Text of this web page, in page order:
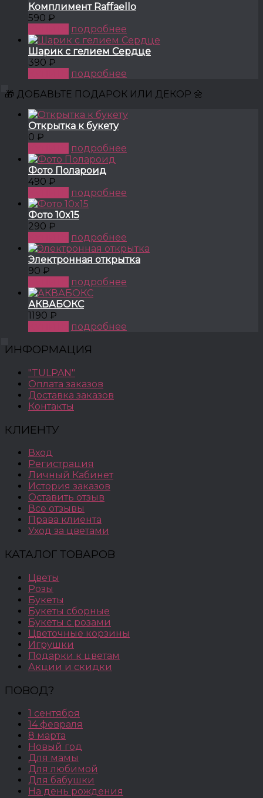
Комплимент Raffaello
590 ₽
подробнее
Шарик с гелием Сердце
390 ₽
подробнее
🎁 ДОБАВЬТЕ ПОДАРОК ИЛИ ДЕКОР 🌼
Открытка к букету
0 ₽
подробнее
Фото Полароид
490 ₽
подробнее
Фото 10x15
290 ₽
подробнее
Электронная открытка
90 ₽
подробнее
АКВАБОКС
1190 ₽
подробнее
ИНФОРМАЦИЯ
"TULPAN"
Оплата заказов
Доставка заказов
Контакты
КЛИЕНТУ
Вход
Регистрация
Личный Кабинет
История заказов
Оставить отзыв
Все отзывы
Права клиента
Уход за цветами
КАТАЛОГ ТОВАРОВ
Цветы
Розы
Букеты
Букеты сборные
Букеты с розами
Цветочные корзины
Игрушки
Подарки к цветам
Акции и скидки
ПОВОД?
1 сентября
14 февраля
8 марта
Новый год
Для мамы
Для любимой
Для бабушки
На день рождения